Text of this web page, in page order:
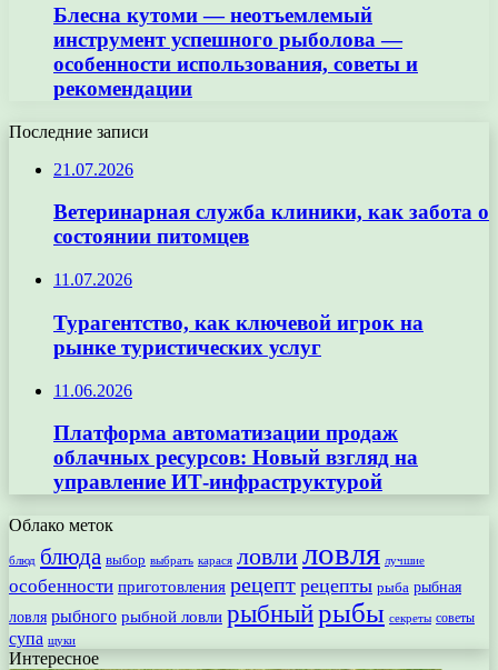
Блесна кутоми — неотъемлемый
инструмент успешного рыболова —
особенности использования, советы и
рекомендации
Последние записи
21.07.2026
Ветеринарная служба клиники, как забота о
состоянии питомцев
11.07.2026
Турагентство, как ключевой игрок на
рынке туристических услуг
11.06.2026
Платформа автоматизации продаж
облачных ресурсов: Новый взгляд на
управление ИТ-инфраструктурой
Облако меток
блюд блюда выбор выбрать карася ловлиловля лучшие
особенности приготовления рецепт рецепты рыба рыбная
ловля рыбного рыбной ловли рыбныйрыбы секреты советы
супа щуки
Интересное